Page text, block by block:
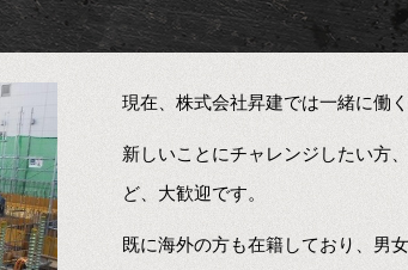
現在、株式会社昇建では一緒に働
新しいことにチャレンジしたい方
ど、大歓迎です。
既に海外の方も在籍しており、男